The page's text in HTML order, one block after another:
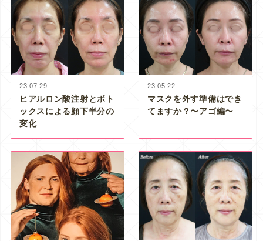
23.07.29
ヒアルロン酸注射とボト
ックスによる顔下半分の
変化
23.05.22
マスクを外す準備はでき
てますか？〜アゴ編〜